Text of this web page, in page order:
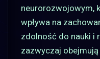
neurorozwojowym,
wpływa na
zdolność do nauki i
zazwyczaj